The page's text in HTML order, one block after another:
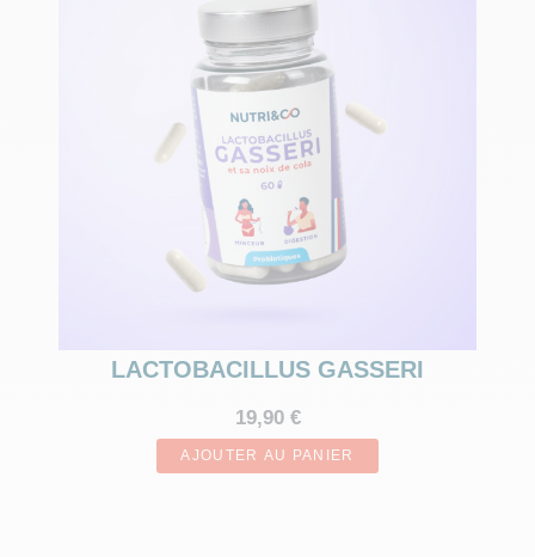
LACTOBACILLUS GASSERI
19,90 €
AJOUTER AU PANIER